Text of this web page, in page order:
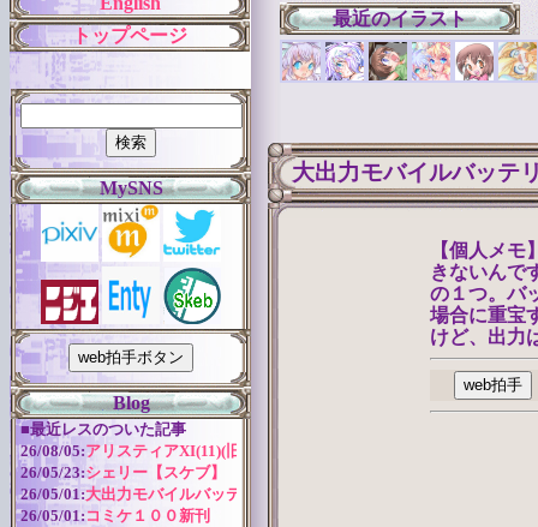
トップページ
最近のイラスト
MySNS
Blog
■最近レスのついた記事
26/08/05:アリスティアXI(11)(旧版)
26/05/23:シェリー【スケブ】
26/05/01:大出力モバイルバッテリー
26/05/01:コミケ１００新刊
大出力モバイルバッテ
【個人メ
きないんで
の１つ。バ
場合に重宝
けど、出力